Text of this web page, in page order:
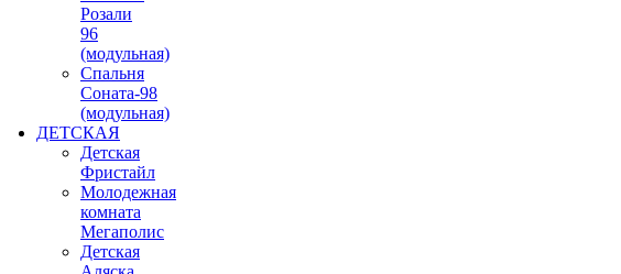
Розали
96
(модульная)
Спальня
Соната-98
(модульная)
ДЕТСКАЯ
Детская
Фристайл
Молодежная
комната
Мегаполис
Детская